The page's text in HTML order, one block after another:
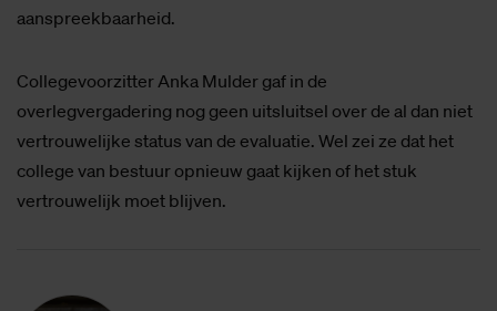
aanspreekbaarheid.
Collegevoorzitter Anka Mulder gaf in de
overlegvergadering nog geen uitsluitsel over de al dan niet
vertrouwelijke status van de evaluatie. Wel zei ze dat het
college van bestuur opnieuw gaat kijken of het stuk
vertrouwelijk moet blijven.